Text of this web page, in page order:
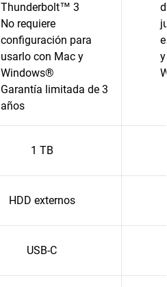
Thunderbolt™ 3
No requiere
configuración para
usarlo con Mac y
Windows®
Garantía limitada de 3
años
1 TB
HDD externos
USB-C